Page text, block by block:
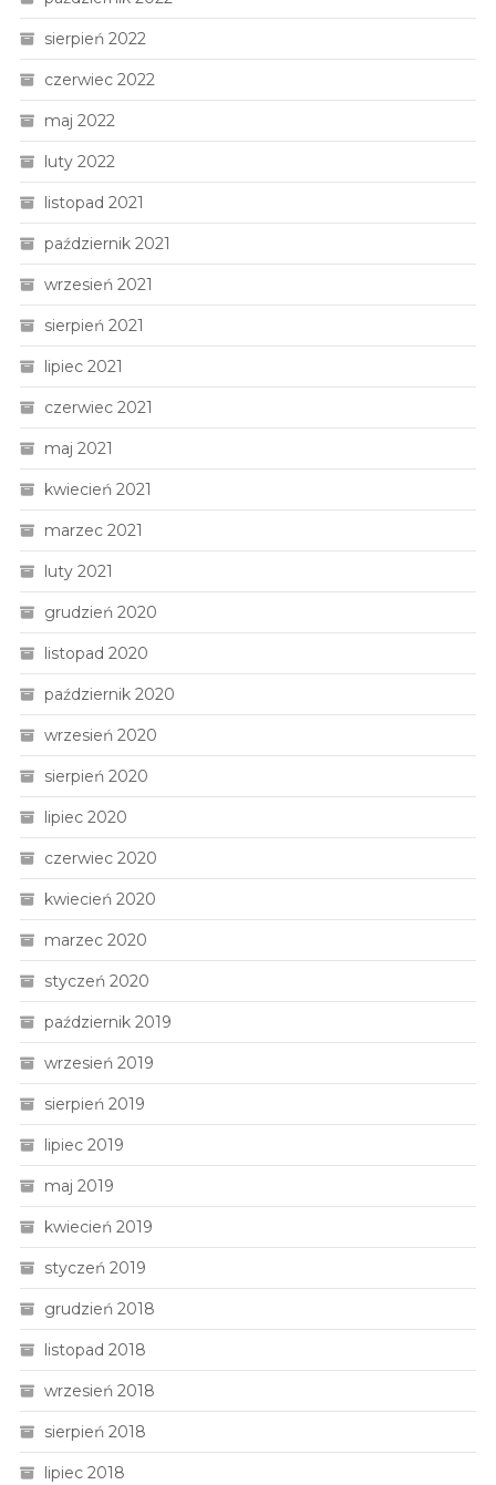
sierpień 2022
czerwiec 2022
maj 2022
luty 2022
listopad 2021
październik 2021
wrzesień 2021
sierpień 2021
lipiec 2021
czerwiec 2021
maj 2021
kwiecień 2021
marzec 2021
luty 2021
grudzień 2020
listopad 2020
październik 2020
wrzesień 2020
sierpień 2020
lipiec 2020
czerwiec 2020
kwiecień 2020
marzec 2020
styczeń 2020
październik 2019
wrzesień 2019
sierpień 2019
lipiec 2019
maj 2019
kwiecień 2019
styczeń 2019
grudzień 2018
listopad 2018
wrzesień 2018
sierpień 2018
lipiec 2018